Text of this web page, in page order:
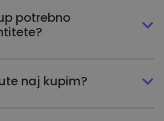
potrebno
naj kupim?